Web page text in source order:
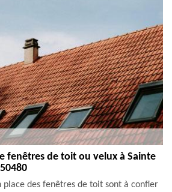
fenêtres de toit ou velux à Sainte
place des fenêtres de toit sont à confier